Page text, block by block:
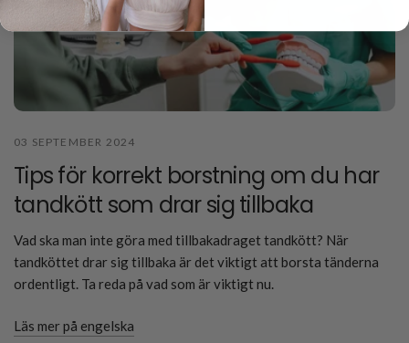
03 SEPTEMBER 2024
Tips för korrekt borstning om du har
tandkött som drar sig tillbaka
Vad ska man inte göra med tillbakadraget tandkött? När
tandköttet drar sig tillbaka är det viktigt att borsta tänderna
ordentligt. Ta reda på vad som är viktigt nu.
Läs mer på engelska